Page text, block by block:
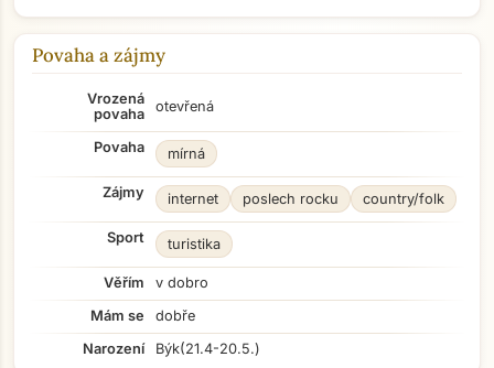
Povaha a zájmy
Vrozená
povaha
otevřená
Povaha mírná
Zájmy internet poslech rocku country/folk
Sport turistika
Věřím
v dobro
Mám se
dobře
Narození
Býk(21.4-20.5.)